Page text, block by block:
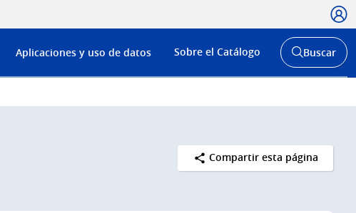
Menú
de
Aplicaciones y uso de datos Sobre el Catálogo
Abrir
buscador
Buscar
Compartir esta página